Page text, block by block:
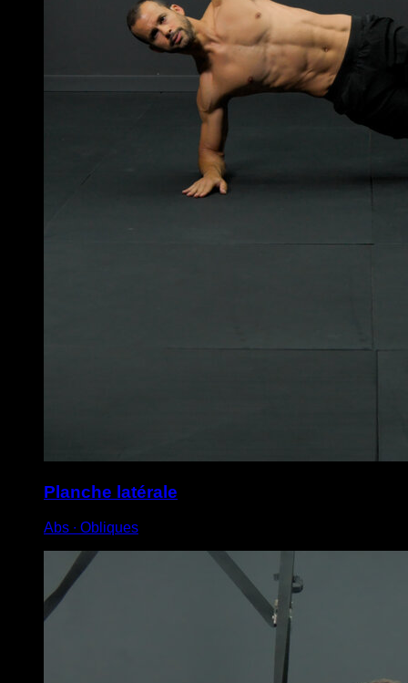
Planche latérale
Abs ∙ Obliques